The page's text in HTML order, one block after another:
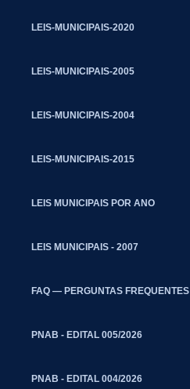
LEIS-MUNICIPAIS-2020
LEIS-MUNICIPAIS-2005
LEIS-MUNICIPAIS-2004
LEIS-MUNICIPAIS-2015
LEIS MUNICIPAIS POR ANO
LEIS MUNICIPAIS - 2007
FAQ — PERGUNTAS FREQUENTES
PNAB - EDITAL 005/2026
PNAB - EDITAL 004/2026